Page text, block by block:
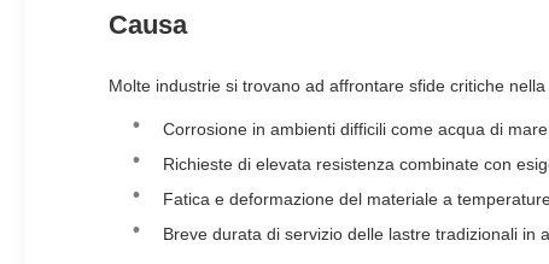
Causa
Molte industrie si trovano ad affrontare sfide critiche
Corrosione in ambienti difficili come acqua di
Richieste di elevata resistenza combinate con
Fatica e deformazione del materiale a
Breve durata di servizio delle lastre tradizionali in